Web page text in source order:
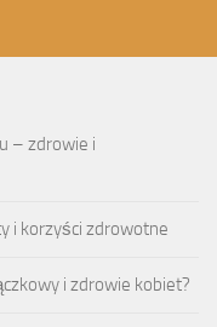
– zdrowie i
i korzyści zdrowotne
i zdrowie kobiet?